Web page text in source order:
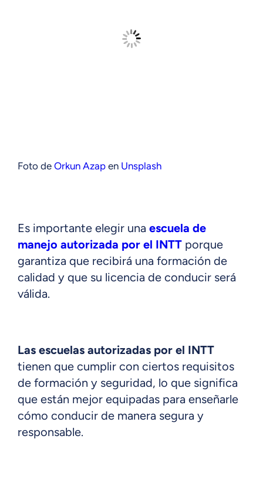
Foto de Orkun Azap en Unsplash
Es importante elegir una escuela de
manejo autorizada por el INTT porque
garantiza que recibirá una formación de
calidad y que su licencia de conducir será
válida.
Las escuelas autorizadas por el INTT
tienen que cumplir con ciertos requisitos
de formación y seguridad, lo que significa
que están mejor equipadas para enseñarle
cómo conducir de manera segura y
responsable.